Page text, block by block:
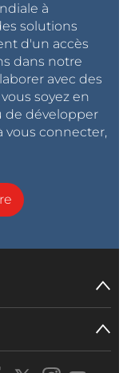
à
solutions
d'un accès
dans notre
avec des
soyez en
de développer
vous connecter,